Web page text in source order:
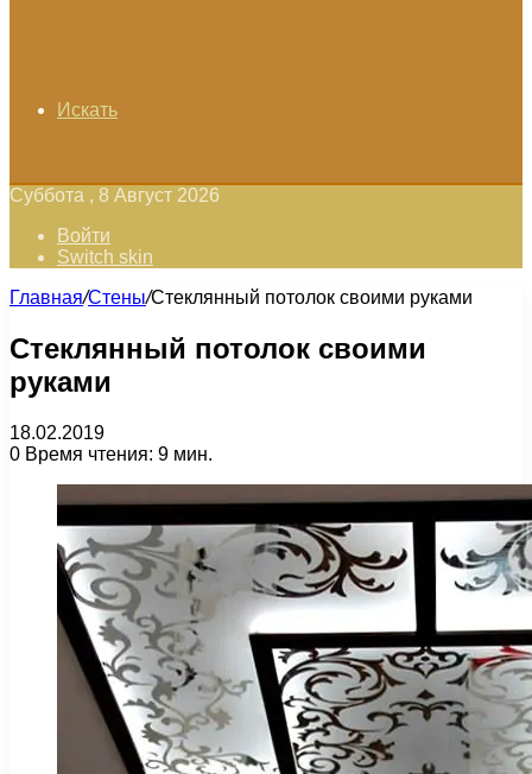
Искать
Суббота , 8 Август 2026
Войти
Switch skin
Главная/Стены/Стеклянный потолок своими руками
Стеклянный потолок своими
руками
18.02.2019
0 Время чтения: 9 мин.